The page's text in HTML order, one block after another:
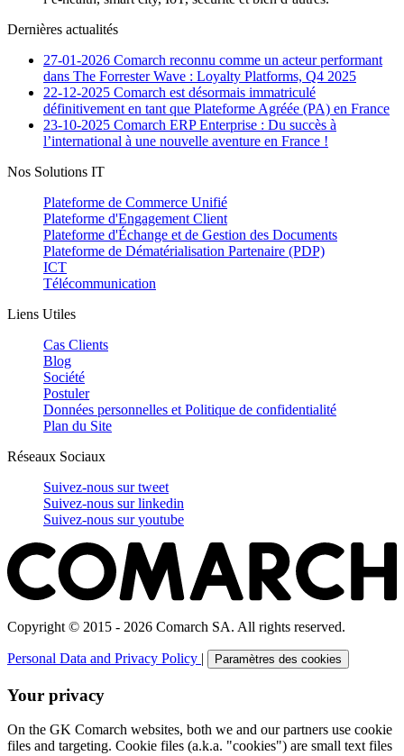
Dernières actualités
27-01-2026 Comarch reconnu comme un acteur performant
dans The Forrester Wave : Loyalty Platforms, Q4 2025
22-12-2025 Comarch est désormais immatriculé
définitivement en tant que Plateforme Agréée (PA) en France
23-10-2025 Comarch ERP Enterprise : Du succès à
l’international à une nouvelle aventure en France !
Nos Solutions IT
Plateforme de Commerce Unifié
Plateforme d'Engagement Client
Plateforme d'Échange et de Gestion des Documents
Plateforme de Dématérialisation Partenaire (PDP)
ICT
Télécommunication
Liens Utiles
Cas Clients
Blog
Société
Postuler
Données personnelles et Politique de confidentialité
Plan du Site
Réseaux Sociaux
Suivez-nous surtweet
Suivez-nous surlinkedin
Suivez-nous suryoutube
Copyright © 2015 - 2026 Comarch SA. All rights reserved.
Personal Data and Privacy Policy | Paramètres des cookies
Your privacy
On the GK Comarch websites, both we and our partners use cookie
files and targeting. Cookie files (a.k.a. "cookies") are small text files